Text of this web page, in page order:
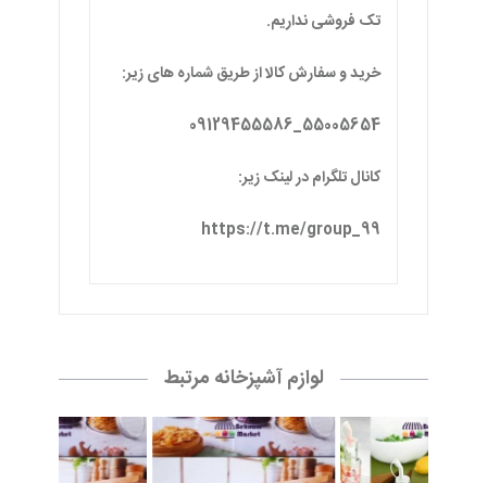
تک فروشی نداریم.
خرید و سفارش کالا از طریق شماره های زیر:
55005654_09129455586
کانال تلگرام در لینک زیر:
https://t.me/group_99
لوازم آشپزخانه مرتبط